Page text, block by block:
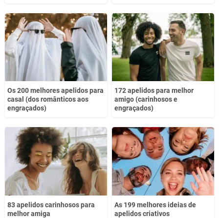
Os 200 melhores apelidos para
casal (dos românticos aos
engraçados)
172 apelidos para melhor
amigo (carinhosos e
engraçados)
83 apelidos carinhosos para
melhor amiga
As 199 melhores ideias de
apelidos criativos